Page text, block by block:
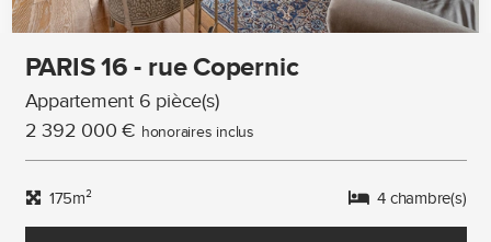
PARIS 16 - rue Copernic
Appartement 6 pièce(s)
2 392 000 € honoraires inclus
175m² 4 chambre(s)